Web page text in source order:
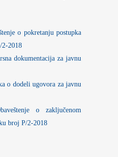
o pokretanju postupka
2-2018
dokumentacija za javnu
o dodeli ugovora za javnu
o zaključenom
broj P/2-2018